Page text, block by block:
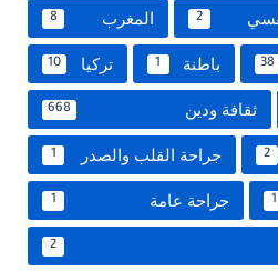
2 المغرب 8
38 باطنة 1 تركيا 10
ثقافة ودين 668
2 جراحة القلب والصدر 1
1 جراحة عامة 1
2